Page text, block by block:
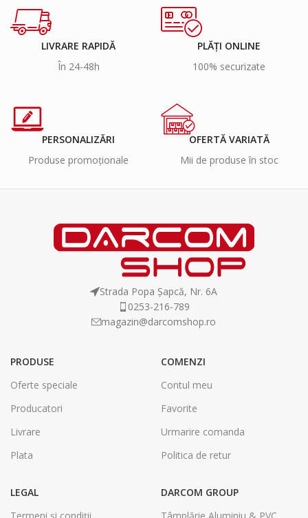
LIVRARE RAPIDĂ
În 24-48h
PLĂȚI ONLINE
100% securizate
PERSONALIZĂRI
Produse promoționale
OFERTĂ VARIATĂ
Mii de produse în stoc
Strada Popa Șapcă, Nr. 6A
0253-216-789
magazin@darcomshop.ro
PRODUSE
Oferte speciale
Producatori
Livrare
Plata
COMENZI
Contul meu
Favorite
Urmarire comanda
Politica de retur
LEGAL
DARCOM GROUP